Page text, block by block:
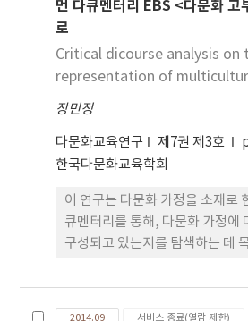
구성하였다. 또한 각 단계별 수업
이야기 들어가기-이야기 생각하
이야기 만들기-이야기 공유하기
전략에 접목하였다. 본 연구의 스
안되었으므로 본 수업모형의 현장
대한 실험연구와 조사연구가 후속
할 것이다.
차별적 시선을 겪으면서도 가족
있었으며 이주민 공동체와 방글
속에서 초국가적 삶을 살고 있었
모두 이중언어 사용자였으며, 부
가 길어짐에 따라 이주민 남성은
주를 결심하고 있었다. 다음으로,
라데시 출신 결혼이주민 남성이
화적 배경에 대해 개방적 태도를
녀들이 차이에 대해 긍정적으로
있었다. 배우자 여성은 자녀들에
통을 지켜나가고자 하는 남편을
울러 해당 여성은 자녀들이 다문
먼 다큐멘터리 EBS <다문화 고
로
Critical dicourse analysis on
representation of
장민정
다문화교육연구 제7권 제3호
한국다문화교육학회
이 연구는 다문화 가정을 소재로
큐멘터리를 통해, 다문화 가정에
구성되고 있는지를 탐색하는 데
으로 이야기의 서사 구조와 전략
의 제시 방식과 부재, 이야기의 시
2014.09 서비스 종료(열람 제한)